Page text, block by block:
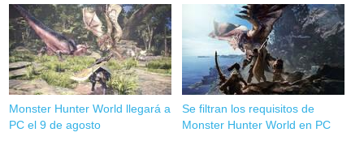
Monster Hunter World llegará a
PC el 9 de agosto
Se filtran los requisitos de
Monster Hunter World en PC